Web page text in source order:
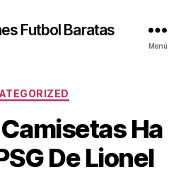
Futbol Baratas
Menú
Categorías
Ha
De Lionel